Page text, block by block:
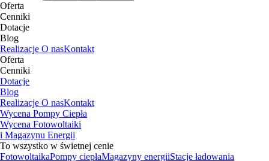
Oferta
Cenniki
Dotacje
Blog
Realizacje O nasKontakt
Oferta
Cenniki
Dotacje
Blog
Realizacje O nasKontakt
Wycena Pompy Ciepła
Wycena Fotowoltaiki
i Magazynu Energii
To wszystko w świetnej cenie
FotowoltaikaPompy ciepłaMagazyny energiiStacje ładowania